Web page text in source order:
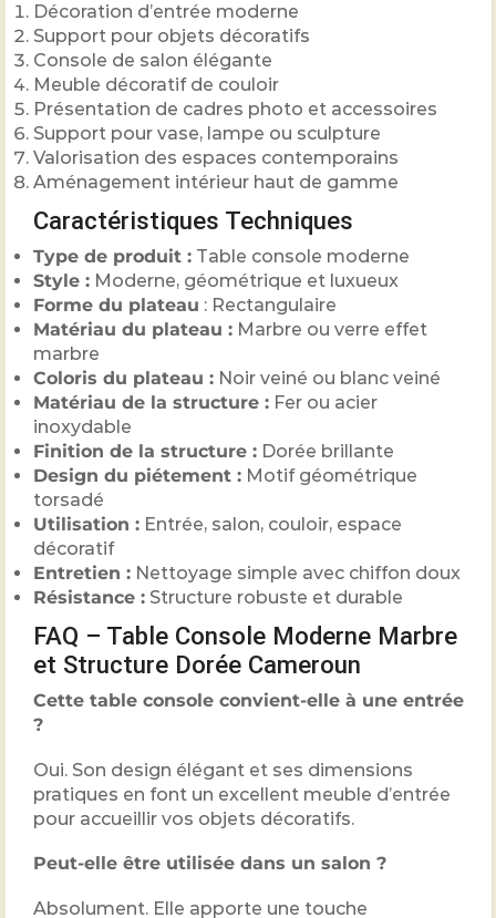
Décoration d’entrée moderne
Support pour objets décoratifs
Console de salon élégante
Meuble décoratif de couloir
Présentation de cadres photo et accessoires
Support pour vase, lampe ou sculpture
Valorisation des espaces contemporains
Aménagement intérieur haut de gamme
Caractéristiques Techniques
Type de produit : Table console moderne
Style : Moderne, géométrique et luxueux
Forme du plateau : Rectangulaire
Matériau du plateau : Marbre ou verre effet
marbre
Coloris du plateau : Noir veiné ou blanc veiné
Matériau de la structure : Fer ou acier
inoxydable
Finition de la structure : Dorée brillante
Design du piétement : Motif géométrique
torsadé
Utilisation : Entrée, salon, couloir, espace
décoratif
Entretien : Nettoyage simple avec chiffon doux
Résistance : Structure robuste et durable
FAQ – Table Console Moderne Marbre
et Structure Dorée Cameroun
Cette table console convient-elle à une entrée
?
Oui. Son design élégant et ses dimensions
pratiques en font un excellent meuble d’entrée
pour accueillir vos objets décoratifs.
Peut-elle être utilisée dans un salon ?
Absolument. Elle apporte une touche